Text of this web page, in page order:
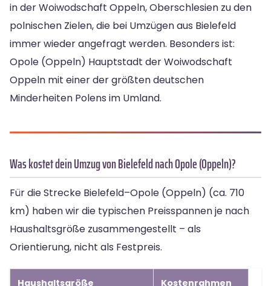
in der Woiwodschaft Oppeln, Oberschlesien zu den
polnischen Zielen, die bei Umzügen aus Bielefeld
immer wieder angefragt werden. Besonders ist:
Opole (Oppeln) Hauptstadt der Woiwodschaft
Oppeln mit einer der größten deutschen
Minderheiten Polens im Umland.
Was kostet dein Umzug von Bielefeld nach Opole (Oppeln)?
Für die Strecke Bielefeld–Opole (Oppeln) (ca. 710
km) haben wir die typischen Preisspannen je nach
Haushaltsgröße zusammengestellt – als
Orientierung, nicht als Festpreis.
Haushaltsgröße Kostenrahmen